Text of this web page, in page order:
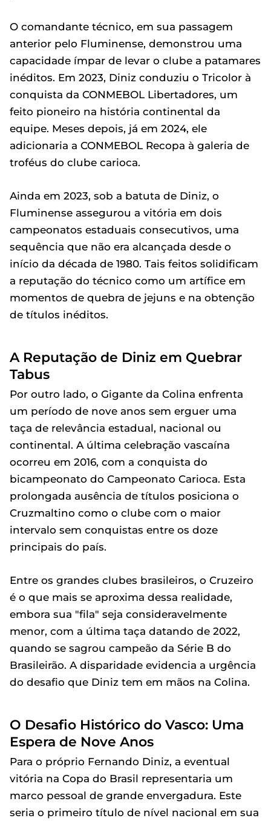
O comandante técnico, em sua passagem
anterior pelo Fluminense, demonstrou uma
capacidade ímpar de levar o clube a patamares
inéditos. Em 2023, Diniz conduziu o Tricolor à
conquista da CONMEBOL Libertadores, um
feito pioneiro na história continental da
equipe. Meses depois, já em 2024, ele
adicionaria a CONMEBOL Recopa à galeria de
troféus do clube carioca.
Ainda em 2023, sob a batuta de Diniz, o
Fluminense assegurou a vitória em dois
campeonatos estaduais consecutivos, uma
sequência que não era alcançada desde o
início da década de 1980. Tais feitos solidificam
a reputação do técnico como um artífice em
momentos de quebra de jejuns e na obtenção
de títulos inéditos.
A Reputação de Diniz em Quebrar
Tabus
Por outro lado, o Gigante da Colina enfrenta
um período de nove anos sem erguer uma
taça de relevância estadual, nacional ou
continental. A última celebração vascaína
ocorreu em 2016, com a conquista do
bicampeonato do Campeonato Carioca. Esta
prolongada ausência de títulos posiciona o
Cruzmaltino como o clube com o maior
intervalo sem conquistas entre os doze
principais do país.
Entre os grandes clubes brasileiros, o Cruzeiro
é o que mais se aproxima dessa realidade,
embora sua "fila" seja consideravelmente
menor, com a última taça datando de 2022,
quando se sagrou campeão da Série B do
Brasileirão. A disparidade evidencia a urgência
do desafio que Diniz tem em mãos na Colina.
O Desafio Histórico do Vasco: Uma
Espera de Nove Anos
Para o próprio Fernando Diniz, a eventual
vitória na Copa do Brasil representaria um
marco pessoal de grande envergadura. Este
seria o primeiro título de nível nacional em sua